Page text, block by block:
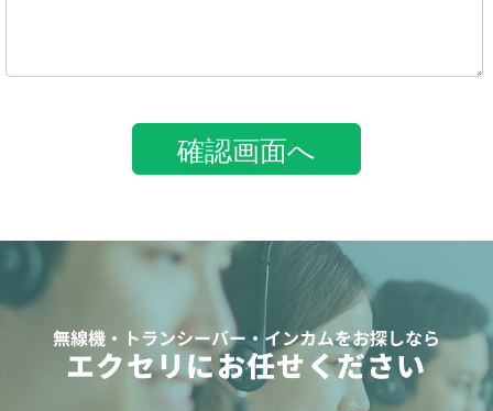
確認画面へ
無線機・トランシーバー・インカムをお探しなら
エクセリにお任せください